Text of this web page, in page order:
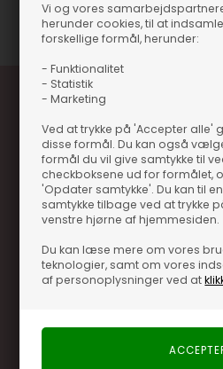
Vi og vores
herunder cookies, til at
forskellige formål, herunder:
- Funktionalitet
- Statistik
- Marketing
Ved at trykke på 'Accepter alle'
disse formål. Du kan også
formål du vil give samtykke til
checkboksene ud for formålet,
'Opdater samtykke'. Du kan til
samtykke tilbage ved at trykke
venstre hjørne af hjemmesiden.
Du kan læse mere om vores
teknologier, samt om vores
af personoplysninger ved at
Varenummer
Optjen 3% i bonuskroner
Brug dine point allerede
Læs mere og bliv